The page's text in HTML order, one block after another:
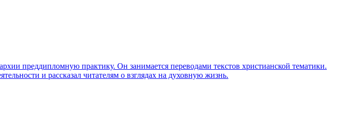
преддипломную практику. Он занимается переводами текстов христианской тематики.
и рассказал читателям о взглядах на духовную жизнь.